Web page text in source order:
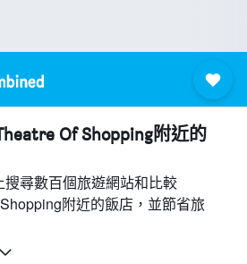
Of Shopping附近​的
尋數百個旅遊網站和比較
附近的飯店，並節省旅